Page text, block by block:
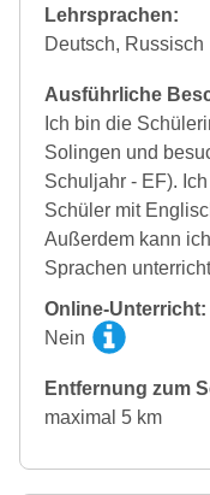
Lehrsprachen:
Deutsch, Russisch
Ausführliche
Ich bin die
Solingen und
Schuljahr - EF).
Schüler mit
Außerdem kann
Sprachen
Online-Unterricht:
Nein
Entfernung zum
maximal 5 km